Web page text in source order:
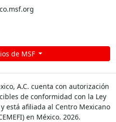
de MSF
A.C. cuenta con autorización
de conformidad con la Ley
está afiliada al Centro Mexicano
en México. 2026.